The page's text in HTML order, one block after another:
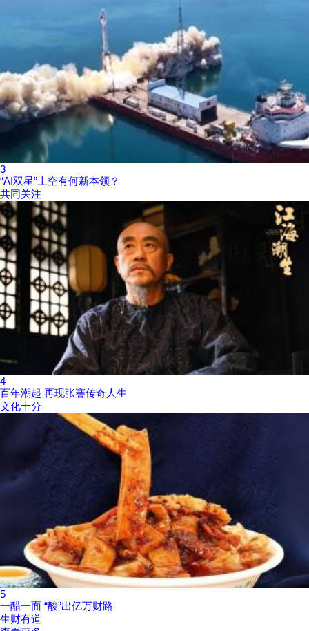
3
“AI双星”上空有何新本领？
共同关注
4
百年潮起 再现张謇传奇人生
文化十分
5
一醋一面 “酸”出亿万财路
生财有道